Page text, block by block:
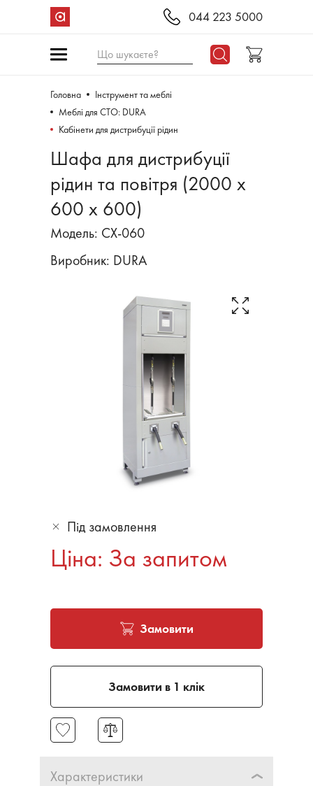
044 223 5000
Що шукаєте?
Головна
Інструмент та меблі
Меблі для СТО: DURA
Кабінети для дистрибуції рідин
Шафа для дистрибуції
рідин та повітря (2000 х
600 х 600)
Модель: CX-060
Виробник: DURA
Під замовлення
Ціна: За запитом
Замовити
Замовити в 1 клік
Характеристики